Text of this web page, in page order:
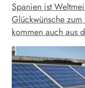
Spanien ist
Glückwünsche
kommen auch aus